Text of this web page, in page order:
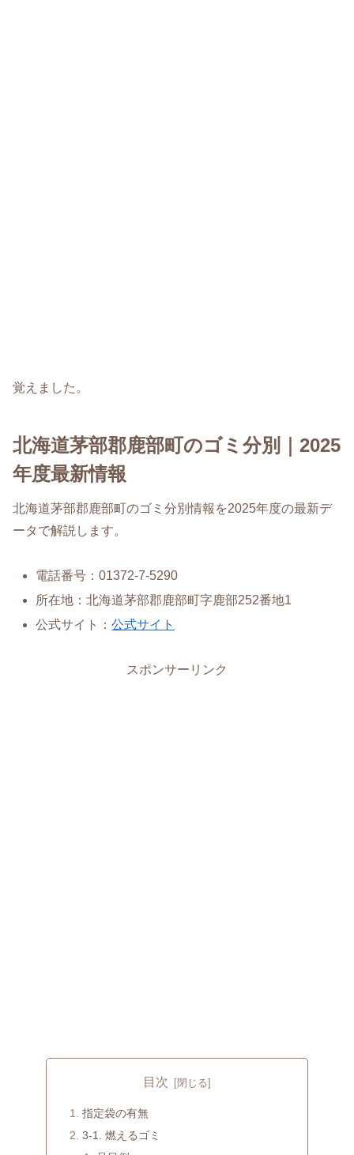
覚えました。
北海道茅部郡鹿部町のゴミ分別｜2025
年度最新情報
北海道茅部郡鹿部町のゴミ分別情報を2025年度の最新デ
ータで解説します。
電話番号：01372-7-5290
所在地：北海道茅部郡鹿部町字鹿部252番地1
公式サイト：公式サイト
スポンサーリンク
目次
指定袋の有無
3-1. 燃えるゴミ